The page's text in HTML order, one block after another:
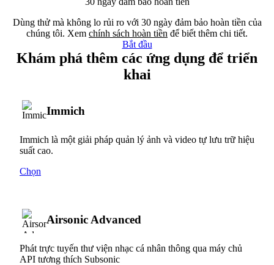
Dùng thử mà không lo rủi ro với 30 ngày đảm bảo hoàn tiền của
chúng tôi. Xem chính sách hoàn tiền để biết thêm chi tiết.
Bắt đầu
Khám phá thêm các ứng dụng để triển
khai
Immich
Immich là một giải pháp quản lý ảnh và video tự lưu trữ hiệu
suất cao.
Chọn
Airsonic Advanced
Phát trực tuyến thư viện nhạc cá nhân thông qua máy chủ
API tương thích Subsonic